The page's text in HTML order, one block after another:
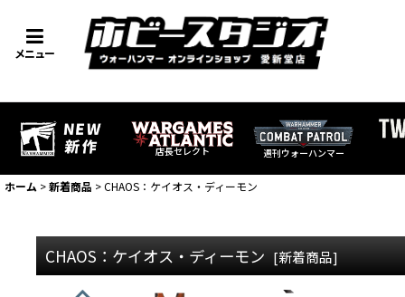
メニュー
店長セレクト 週刊ウォーハンマー
ホーム >新着商品 >CHAOS：ケイオス・ディーモン
CHAOS：ケイオス・ディーモン [新着商品]